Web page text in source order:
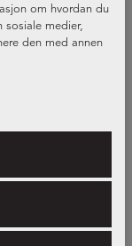
om hvordan du
sosiale medier,
den med annen
som de har samlet